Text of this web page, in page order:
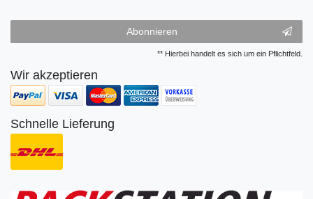
Abonnieren
** Hierbei handelt es sich um ein Pflichtfeld.
Wir akzeptieren
Schnelle Lieferung